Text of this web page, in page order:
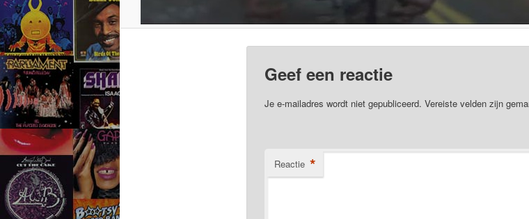
Geef een reactie
Je e-mailadres wordt niet gepubliceerd. Vereiste velden zijn
Reactie *